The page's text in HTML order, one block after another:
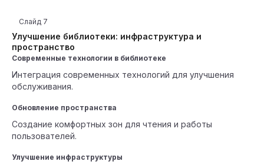
Улучшение библиотеки: инфраструктура и
пространство
Слайд 7
Современные технологии в библиотеке
Интеграция современных технологий для улучшения
обслуживания.
Обновление пространства
Создание комфортных зон для чтения и работы
пользователей.
Улучшение инфраструктуры